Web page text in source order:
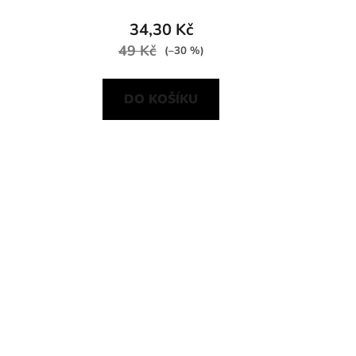
34,30 Kč
49 Kč (–30 %)
DO KOŠÍKU